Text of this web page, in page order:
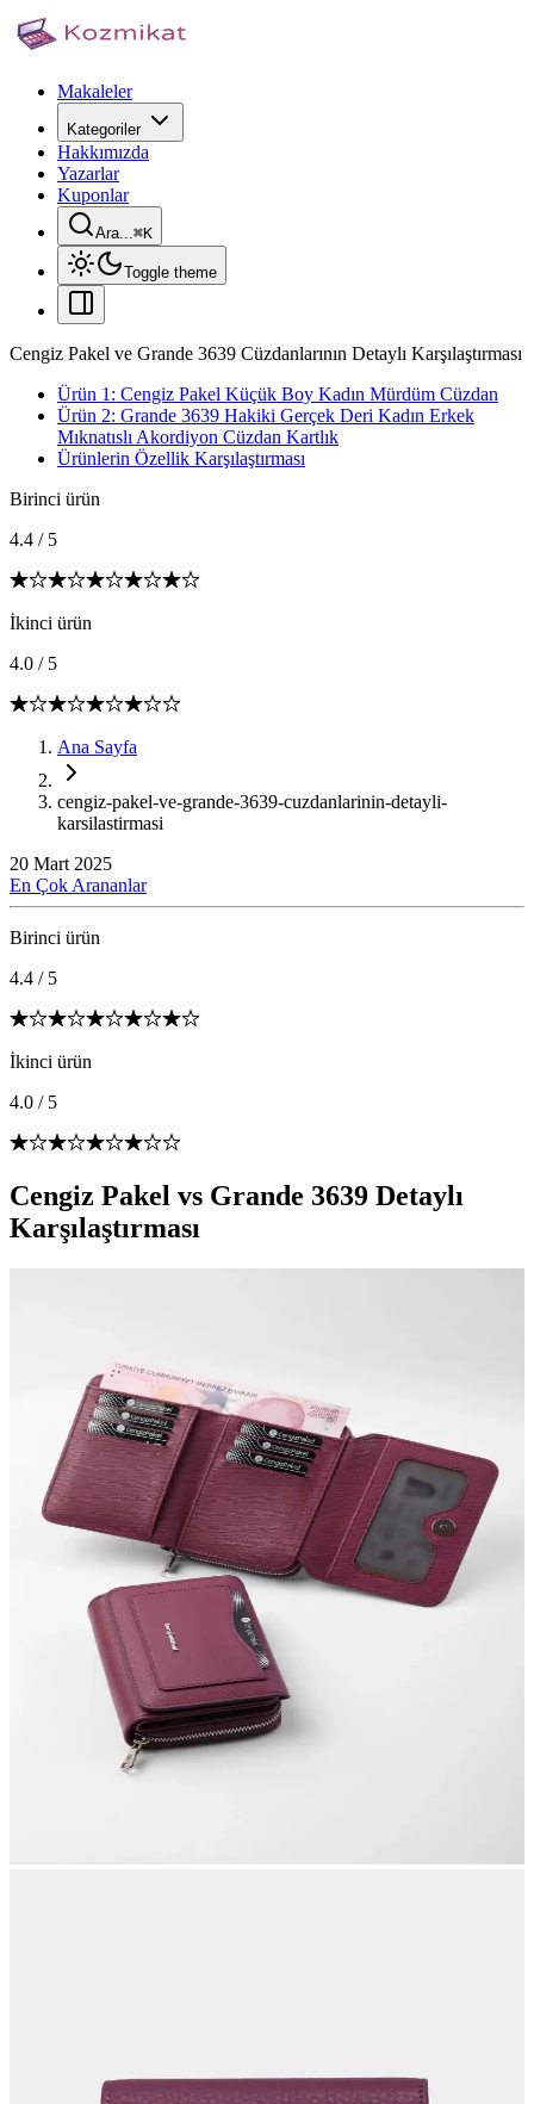
Makaleler
Kategoriler
Hakkımızda
Yazarlar
Kuponlar
Ara...⌘K
Toggle theme
Cengiz Pakel ve Grande 3639 Cüzdanlarının Detaylı Karşılaştırması
Ürün 1: Cengiz Pakel Küçük Boy Kadın Mürdüm Cüzdan
Ürün 2: Grande 3639 Hakiki Gerçek Deri Kadın Erkek
Mıknatıslı Akordiyon Cüzdan Kartlık
Ürünlerin Özellik Karşılaştırması
Birinci ürün
4.4 / 5
İkinci ürün
4.0 / 5
Ana Sayfa
cengiz-pakel-ve-grande-3639-cuzdanlarinin-detayli-
karsilastirmasi
20 Mart 2025
En Çok Arananlar
Birinci ürün
4.4 / 5
İkinci ürün
4.0 / 5
Cengiz Pakel vs Grande 3639 Detaylı
Karşılaştırması